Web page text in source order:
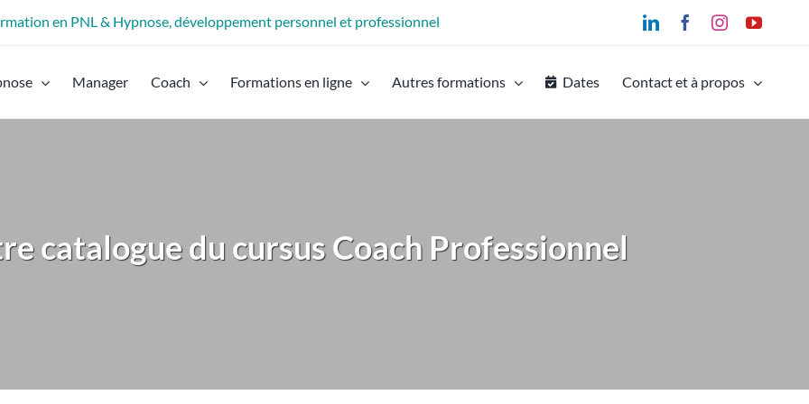
en PNL & Hypnose, développement personnel et professionnel LinkedInFacebookInstagram
Manager Coach Formations en ligne Autres formations Dates Contact et à propos
catalogue du cursus Coach Professionnel